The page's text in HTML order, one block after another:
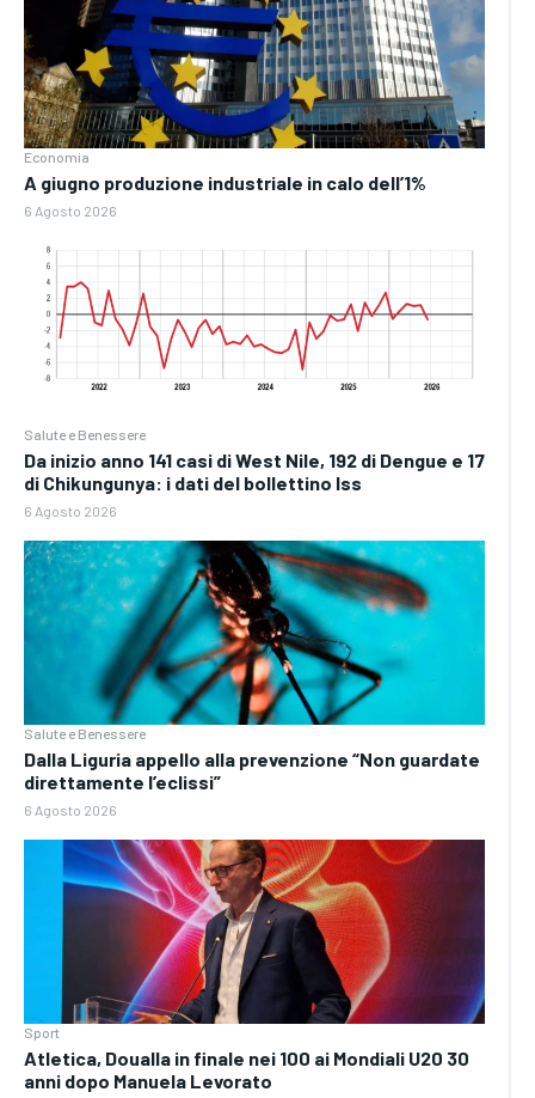
Economia
A giugno produzione industriale in calo dell’1%
6 Agosto 2026
Salute e Benessere
Da inizio anno 141 casi di West Nile, 192 di Dengue e 17
di Chikungunya: i dati del bollettino Iss
6 Agosto 2026
Salute e Benessere
Dalla Liguria appello alla prevenzione “Non guardate
direttamente l’eclissi”
6 Agosto 2026
Sport
Atletica, Doualla in finale nei 100 ai Mondiali U20 30
anni dopo Manuela Levorato